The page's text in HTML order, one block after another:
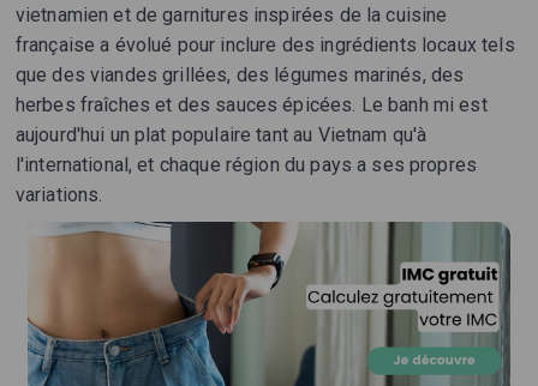
vietnamien et de garnitures inspirées de la cuisine
française a évolué pour inclure des ingrédients locaux tels
que des viandes grillées, des légumes marinés, des
herbes fraîches et des sauces épicées. Le banh mi est
aujourd'hui un plat populaire tant au Vietnam qu'à
l'international, et chaque région du pays a ses propres
variations.